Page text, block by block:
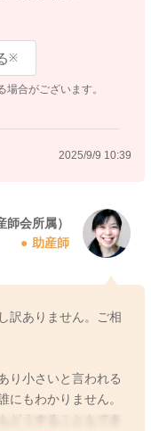
※
合がございます。
2025/9/9 10:39
会所属）
助産師
訳ありません。ご相
り小さいと言われる
にもわかりません。
どうすることもでき